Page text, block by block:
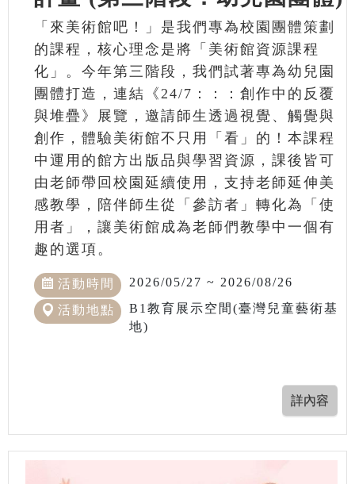
「來美術館吧！」是我們專為校園團體策劃
的課程，核心理念是將「美術館資源課程
化」。今年第三階段，我們試著專為幼兒園
團體打造，連結《24/7：：：創作中的反覆
與堆疊》展覽，邀請師生透過視覺、觸覺與
創作，體驗美術館不只用「看」的！本課程
中運用的館方出版品與學習資源，課後皆可
由老師帶回校園延續使用，支持老師延伸美
感教學，陪伴師生從「參訪者」轉化為「使
用者」，讓美術館成為老師們教學中一個有
趣的選項。
活動時間 2026/05/27 ~ 2026/08/26
活動地點
B1教育展示空間(臺灣兒童藝術基
地)